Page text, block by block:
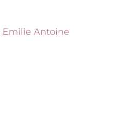
Emilie Antoine